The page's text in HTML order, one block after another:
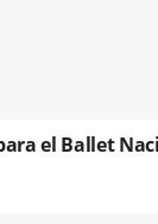
el Ballet